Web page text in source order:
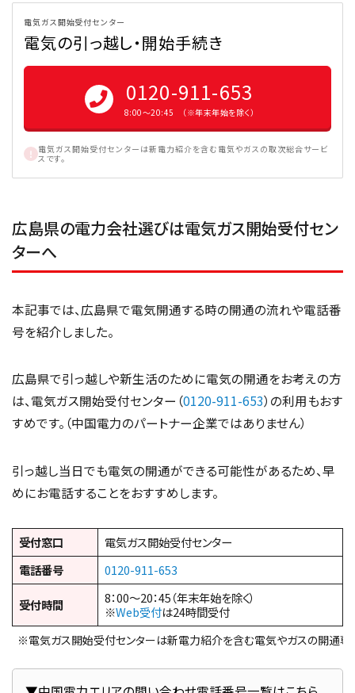
電気ガス開始受付センター
電気の引っ越し・開始手続き
0120-911-653
8:00〜20:45 （※年末年始を除く）
電気ガス開始受付センターは新電力紹介を含む電気やガスの取次総合サービ
スです。
広島県の電力会社選びは電気ガス開始受付セン
ターへ
本記事では、広島県で電気開通する時の開通の流れや電話番
号を紹介しました。
広島県で引っ越しや新生活のために電気の開通をお考えの方
は、電気ガス開始受付センター（0120-911-653）の利用もおす
すめです。（中国電力のパートナー企業ではありません）
引っ越し当日でも電気の開通ができる可能性があるため、早
めにお電話することをおすすめします。
受付窓口
電気ガス開始受付センター
電話番号
0120-911-653
受付時間
8：00～20：45（年末年始を除く）
※Web受付は24時間受付
※電気ガス開始受付センターは新電力紹介を含む電気やガスの開通専